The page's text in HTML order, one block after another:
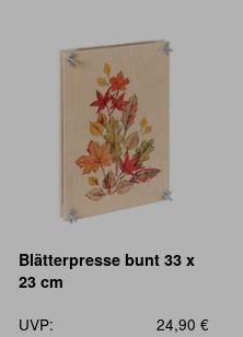
Blätterpresse bunt 33 x
23 cm
UVP:
24,90 €